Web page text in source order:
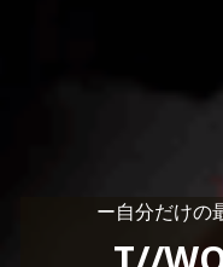
ー自分だけの